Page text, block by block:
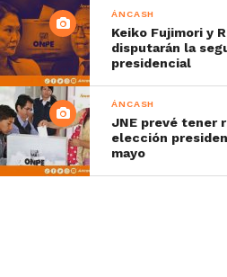
ÁNCASH
Keiko Fujimori y
disputarán la
presidencial
ÁNCASH
JNE prevé tener
elección
mayo